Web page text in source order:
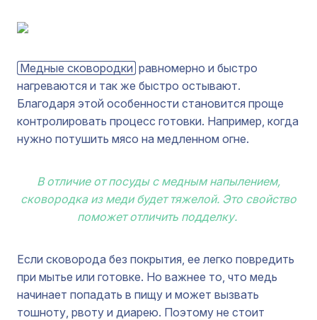
Медные сковородки равномерно и быстро
нагреваются и так же быстро остывают.
Благодаря этой особенности становится проще
контролировать процесс готовки. Например, когда
нужно потушить мясо на медленном огне.
В отличие от посуды с медным напылением,
сковородка из меди будет тяжелой. Это свойство
поможет отличить подделку.
Если сковорода без покрытия, ее легко повредить
при мытье или готовке. Но важнее то, что медь
начинает попадать в пищу и может вызвать
тошноту, рвоту и диарею. Поэтому не стоит